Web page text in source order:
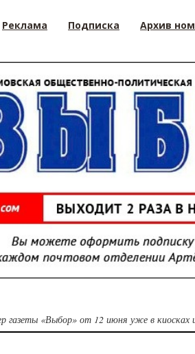
Реклама Подписка Архив
газеты «Выбор» от 12 июня уже в киосках